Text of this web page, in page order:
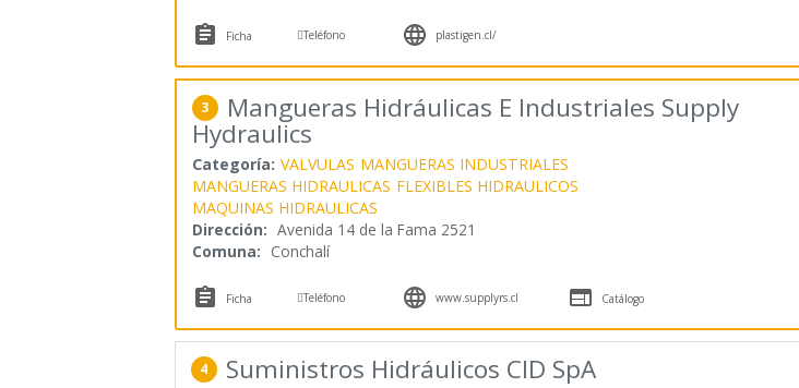
 Ficha Teléfono  plastigen.cl/
3 Mangueras Hidráulicas E Industriales Supply
Hydraulics
Categoría: VALVULAS MANGUERAS INDUSTRIALES
MANGUERAS HIDRAULICAS FLEXIBLES HIDRAULICOS
MAQUINAS HIDRAULICAS
Dirección: Avenida 14 de la Fama 2521
Comuna: Conchalí
 Ficha Teléfono  www.supplyrs.cl  Catálogo
4 Suministros Hidráulicos CID SpA